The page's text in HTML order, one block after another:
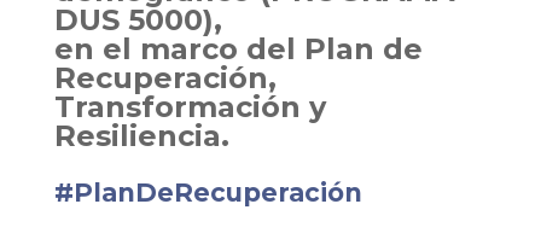
DUS 5000),
en el marco del Plan de
Recuperación,
Transformación y
Resiliencia.
#PlanDeRecuperación